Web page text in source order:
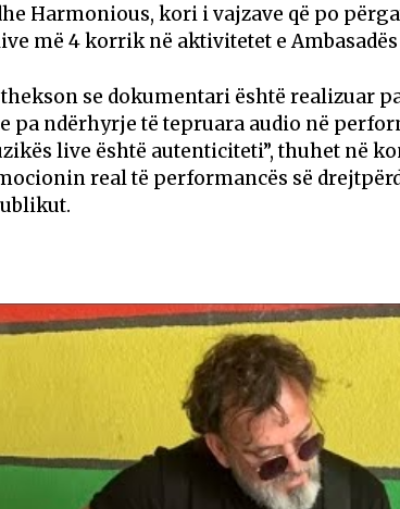
Harmonious, kori i vajzave që po
më 4 korrik në aktivitetet e
se dokumentari është realizuar
pa ndërhyrje të tepruara audio në
live është autenticiteti”, thuhet në
real të performancës së